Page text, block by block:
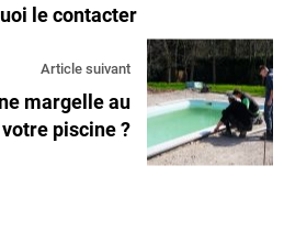
le contacter
Article suivant
margelle au
piscine ?